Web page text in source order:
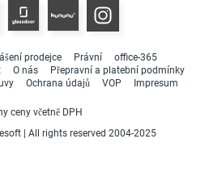
prodejce Právní
office-365
O nás
Přepravní a platební podmínky
Ochrana údajů VOP Impresum
ceny včetně DPH
| All rights reserved 2004-2025